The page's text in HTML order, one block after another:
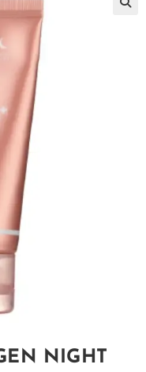
NIGHT